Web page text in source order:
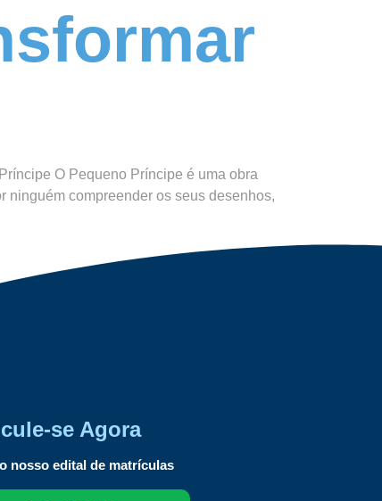
O Pequeno Príncipe é uma obra
ninguém compreender os seus desenhos,
se Agora
nosso edital de matrículas